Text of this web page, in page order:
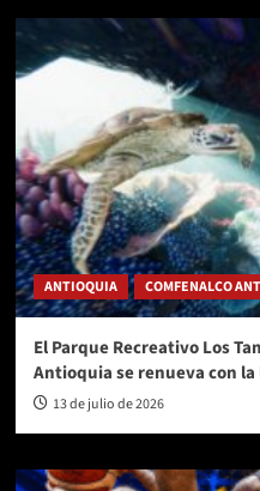
ANTIOQUIA COMFENALCO
El Parque Recreativo Los
Antioquia se renueva con
13 de julio de 2026